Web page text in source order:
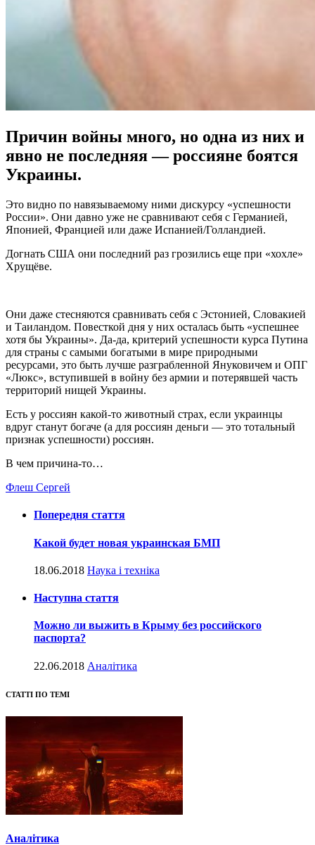
Причин войны много, но одна из них и
явно не последняя — россияне боятся
Украины.
Это видно по навязываемому ними дискурсу «успешности
России». Они давно уже не сравнивают себя с Германией,
Японией, Францией или даже Испанией/Голландией.
Догнать США они последний раз грозились еще при «хохле»
Хрущёве.
Они даже стесняются сравнивать себя с Эстонией, Словакией
и Таиландом. Повесткой дня у них осталась быть «успешнее
хотя бы Украины». Да-да, критерий успешности курса Путина
для страны с самыми богатыми в мире природными
ресурсами, это быть лучше разграбленной Януковичем и ОПГ
«Люкс», вступившей в войну без армии и потерявшей часть
территорий нищей Украины.
Есть у россиян какой-то животный страх, если украинцы
вдруг станут богаче (а для россиян деньги — это тотальный
признак успешности) россиян.
В чем причина-то…
Флеш Сергей
Попередня стаття
Какой будет новая украинская БМП
18.06.2018 Наука і техніка
Наступна стаття
Можно ли выжить в Крыму без российского
паспорта?
22.06.2018 Аналітика
СТАТТІ ПО ТЕМІ
Аналітика